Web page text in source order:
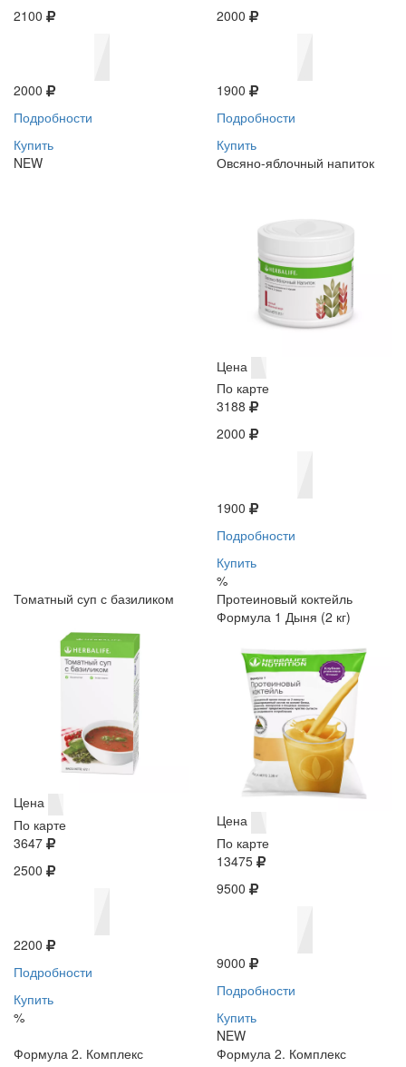
2100
2000
Подробности
Купить
NEW
2000
1900
Подробности
Купить
Овсяно-яблочный напиток
Цена
По карте
3188
2000
1900
Подробности
Купить
%
Томатный суп с базиликом
Цена
По карте
3647
2500
2200
Подробности
Купить
%
Протеиновый коктейль
Формула 1 Дыня (2 кг)
Цена
По карте
13475
9500
9000
Подробности
Купить
NEW
Формула 2. Комплекс
Формула 2. Комплекс